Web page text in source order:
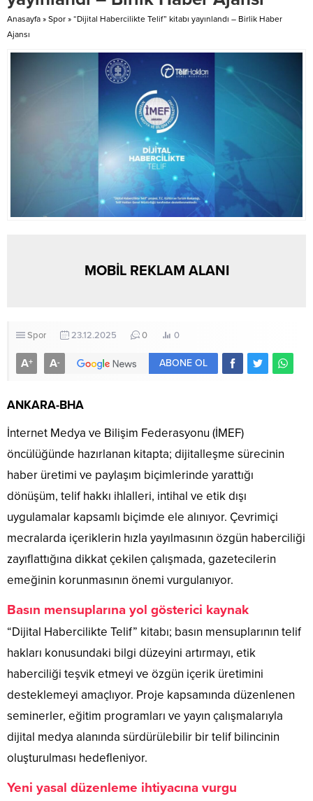
eyalette farklı tarihlerde
uygulanıyor. Bu uygulama, yoğun
Anasayfa » Spor » “Dijital Habercilikte Telif” kitabı yayınlandı – Birlik Haber
Ajansı
MOBİL REKLAM ALANI
Spor 23.12.2025 0 0
A+ A- ABONE OL
ANKARA-BHA
İnternet Medya ve Bilişim Federasyonu (İMEF)
öncülüğünde hazırlanan kitapta; dijitalleşme sürecinin
haber üretimi ve paylaşım biçimlerinde yarattığı
dönüşüm, telif hakkı ihlalleri, intihal ve etik dışı
uygulamalar kapsamlı biçimde ele alınıyor. Çevrimiçi
mecralarda içeriklerin hızla yayılmasının özgün haberciliği
zayıflattığına dikkat çekilen çalışmada, gazetecilerin
emeğinin korunmasının önemi vurgulanıyor.
Basın mensuplarına yol gösterici kaynak
“Dijital Habercilikte Telif” kitabı; basın mensuplarının telif
hakları konusundaki bilgi düzeyini artırmayı, etik
haberciliği teşvik etmeyi ve özgün içerik üretimini
desteklemeyi amaçlıyor. Proje kapsamında düzenlenen
seminerler, eğitim programları ve yayın çalışmalarıyla
dijital medya alanında sürdürülebilir bir telif bilincinin
oluşturulması hedefleniyor.
Yeni yasal düzenleme ihtiyacına vurgu